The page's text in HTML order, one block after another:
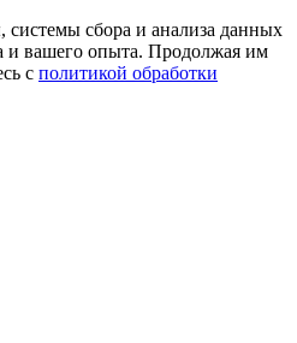
сбора и анализа данных
и вашего опыта. Продолжая им
с политикой обработки